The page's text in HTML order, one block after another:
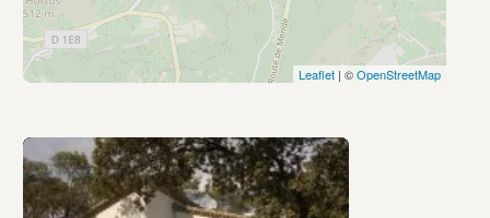
Leaflet | ©OpenStreetMap